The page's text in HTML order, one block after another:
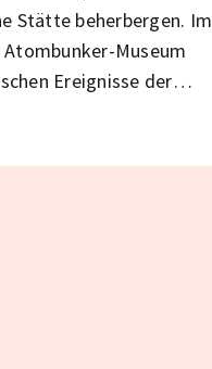
Stätte beherbergen. Im
Museum
Ereignisse der